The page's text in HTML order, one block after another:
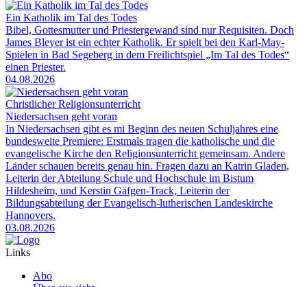
Ein Katholik im Tal des Todes
Bibel, Gottesmutter und Priestergewand sind nur Requisiten. Doch
James Bleyer ist ein echter Katholik. Er spielt bei den Karl-May-
Spielen in Bad Segeberg in dem Freilichtspiel „Im Tal des Todes“
einen Priester.
04.08.2026
Christlicher Religionsunterricht
Niedersachsen geht voran
In Niedersachsen gibt es mi Beginn des neuen Schuljahres eine
bundesweite Premiere: Erstmals tragen die katholische und die
evangelische Kirche den Religionsunterricht gemeinsam. Andere
Länder schauen bereits genau hin. Fragen dazu an Katrin Gladen,
Leiterin der Abteilung Schule und Hochschule im Bistum
Hildesheim, und Kerstin Gäfgen-Track, Leiterin der
Bildungsabteilung der Evangelisch-lutherischen Landeskirche
Hannovers.
03.08.2026
Links
Abo